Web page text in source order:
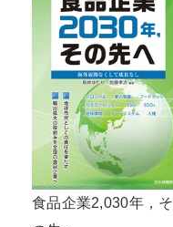
食品企業2,030年，そ